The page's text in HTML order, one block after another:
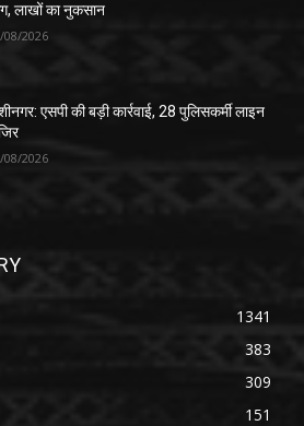
लाखों का नुकसान
08/2026
एसपी की बड़ी कार्रवाई, 28 पुलिसकर्मी लाइन
08/2026
1341
383
309
151